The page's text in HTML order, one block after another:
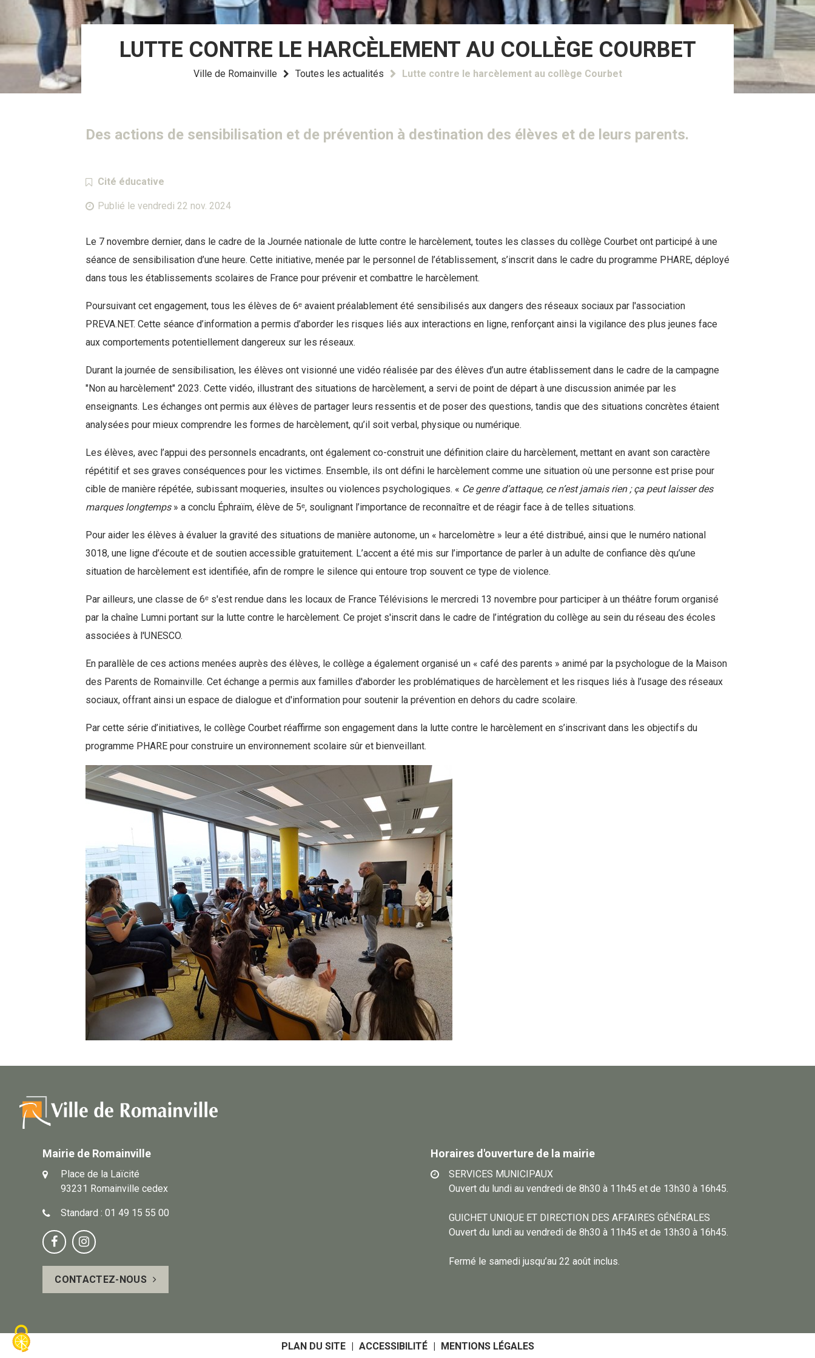
LUTTE CONTRE LE HARCÈLEMENT AU COLLÈGE COURBET
Ville de Romainville Toutes les actualités Lutte contre le harcèlement au collège Courbet
Des actions de sensibilisation et de prévention à destination des élèves et de leurs parents.
Catégorie :
Cité éducative
Publié le vendredi 22 nov. 2024
Le 7 novembre dernier, dans le cadre de la Journée nationale de lutte contre le harcèlement, toutes les classes du collège Courbet ont participé à une
séance de sensibilisation d’une heure. Cette initiative, menée par le personnel de l’établissement, s’inscrit dans le cadre du programme PHARE, déployé
dans tous les établissements scolaires de France pour prévenir et combattre le harcèlement.
Poursuivant cet engagement, tous les élèves de 6ᵉ avaient préalablement été sensibilisés aux dangers des réseaux sociaux par l'association
PREVA.NET. Cette séance d’information a permis d’aborder les risques liés aux interactions en ligne, renforçant ainsi la vigilance des plus jeunes face
aux comportements potentiellement dangereux sur les réseaux.
Durant la journée de sensibilisation, les élèves ont visionné une vidéo réalisée par des élèves d’un autre établissement dans le cadre de la campagne
"Non au harcèlement" 2023. Cette vidéo, illustrant des situations de harcèlement, a servi de point de départ à une discussion animée par les
enseignants. Les échanges ont permis aux élèves de partager leurs ressentis et de poser des questions, tandis que des situations concrètes étaient
analysées pour mieux comprendre les formes de harcèlement, qu’il soit verbal, physique ou numérique.
Les élèves, avec l’appui des personnels encadrants, ont également co-construit une définition claire du harcèlement, mettant en avant son caractère
répétitif et ses graves conséquences pour les victimes. Ensemble, ils ont défini le harcèlement comme une situation où une personne est prise pour
cible de manière répétée, subissant moqueries, insultes ou violences psychologiques. « Ce genre d’attaque, ce n’est jamais rien ; ça peut laisser des
marques longtemps» a conclu Éphraïm, élève de 5ᵉ, soulignant l’importance de reconnaître et de réagir face à de telles situations.
Pour aider les élèves à évaluer la gravité des situations de manière autonome, un « harcelomètre » leur a été distribué, ainsi que le numéro national
3018, une ligne d’écoute et de soutien accessible gratuitement. L’accent a été mis sur l’importance de parler à un adulte de confiance dès qu’une
situation de harcèlement est identifiée, afin de rompre le silence qui entoure trop souvent ce type de violence.
Par ailleurs, une classe de 6ᵉ s'est rendue dans les locaux de France Télévisions le mercredi 13 novembre pour participer à un théâtre forum organisé
par la chaîne Lumni portant sur la lutte contre le harcèlement. Ce projet s'inscrit dans le cadre de l’intégration du collège au sein du réseau des écoles
associées à l'UNESCO.
En parallèle de ces actions menées auprès des élèves, le collège a également organisé un « café des parents » animé par la psychologue de la Maison
des Parents de Romainville. Cet échange a permis aux familles d'aborder les problématiques de harcèlement et les risques liés à l’usage des réseaux
sociaux, offrant ainsi un espace de dialogue et d'information pour soutenir la prévention en dehors du cadre scolaire.
Par cette série d’initiatives, le collège Courbet réaffirme son engagement dans la lutte contre le harcèlement en s’inscrivant dans les objectifs du
programme PHARE pour construire un environnement scolaire sûr et bienveillant.
Mairie de Romainville
Place de la Laïcité
93231 Romainville cedex
Standard : 01 49 15 55 00
Notre
page
Facebook
Suivez-
vous
sur
CONTACTEZ-NOUS
Horaires d'ouverture de la mairie
SERVICES MUNICIPAUX
Ouvert du lundi au vendredi de 8h30 à 11h45 et de 13h30 à 16h45.
GUICHET UNIQUE ET DIRECTION DES AFFAIRES GÉNÉRALES
Ouvert du lundi au vendredi de 8h30 à 11h45 et de 13h30 à 16h45.
Fermé le samedi jusqu’au 22 août inclus.
PLAN DU SITE ACCESSIBILITÉ MENTIONS LÉGALES